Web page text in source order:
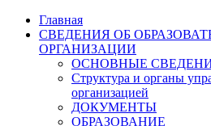
Главная
СВЕДЕНИЯ ОБ
ОРГАНИЗАЦИИ
ОСНОВНЫЕ
Структура и органы
организацией
ДОКУМЕНТЫ
ОБРАЗОВАНИЕ